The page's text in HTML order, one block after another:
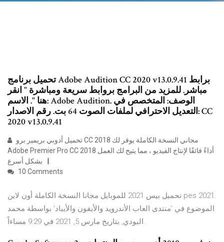
تحميل برنامج Adobe Audition CC 2020 v13.0.9.41 برابط
مباشر. للمزيد من البرامج بروابط سريعة ومباشرة " انقر
هنا ". الاسم: Adobe Audition. الوصف: المتخصص في
التعديل الاحترافي لملفات الصوت 64 بت. رقم الاصدار: CC
2020 v13.0.9.41
Adobe Premier Pro CC 2018 أداءً فائقًا لإنتاج الفيديو ، مما يتيح لك العمل
بشكل أسرع
10 Comments
تحميل بيس 2021 للموبايل مجانا النسخة الكاملة أون لاين pes 2021.
الموضوع في 'منتدى العاب الأندرويد والأيفون والأيباد' بواسطة محمد
البودي, بتاريخ ‏مارس 5, 2021 في 9:29 مساءاً.